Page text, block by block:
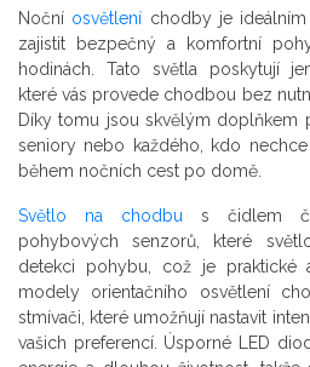
Noční osvětlení chodby je
zajistit bezpečný a komfortní
hodinách. Tato světla poskytují
které vás provede chodbou bez
Díky tomu jsou skvělým doplňkem
seniory nebo každého, kdo
během nočních cest po domě.
Světlo na chodbu s čidlem
pohybových senzorů, které
detekci pohybu, což je praktické
modely orientačního osvětlení
stmívači, které umožňují nastavit
vašich preferencí. Úsporné LED